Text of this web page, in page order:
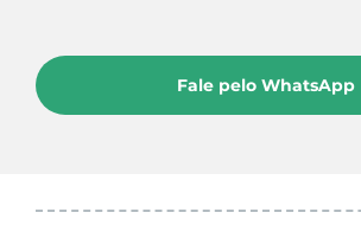
Fale pelo WhatsApp